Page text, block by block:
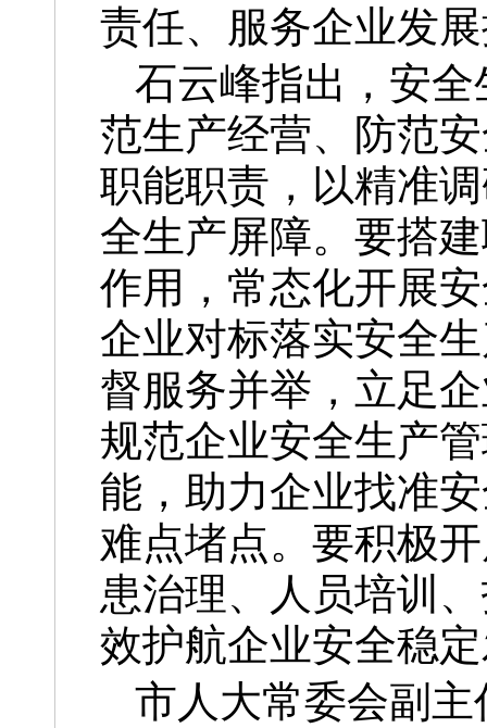
责任、服务企业发
石云峰指出，安
范生产经营、防范
职能职责，以精准
全生产屏障。要搭
作用，常态化开展
企业对标落实安全
督服务并举，立足
规范企业安全生产
能，助力企业找准
难点堵点。要积极
患治理、人员培训
效护航企业安全稳
市人大常委会副